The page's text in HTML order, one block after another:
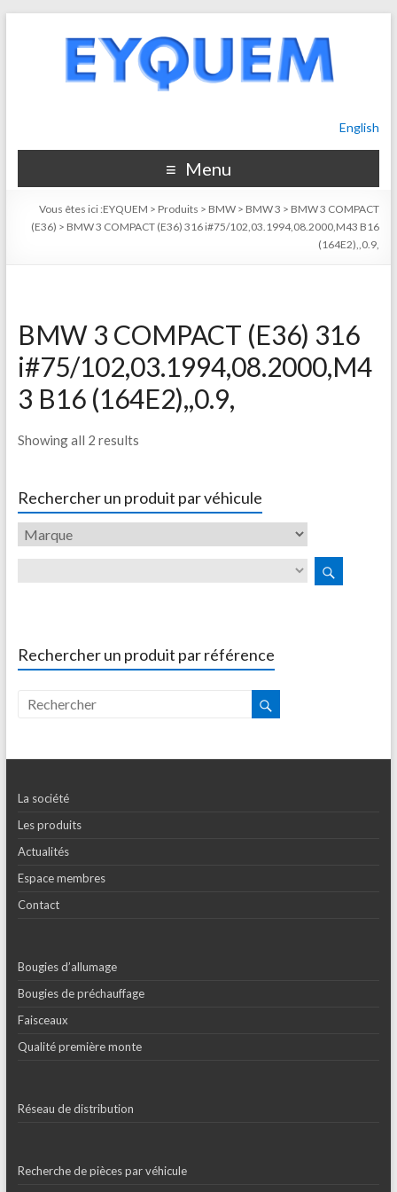
English
Menu
Vous êtes ici :EYQUEM > Produits > BMW > BMW 3 > BMW 3 COMPACT
(E36) > BMW 3 COMPACT (E36) 316 i#75/102,03.1994,08.2000,M43 B16
(164E2),,0.9,
BMW 3 COMPACT (E36) 316
i#75/102,03.1994,08.2000,M4
3 B16 (164E2),,0.9,
Showing all 2 results
Rechercher un produit par véhicule
Rechercher un produit par référence
La société
Les produits
Actualités
Espace membres
Contact
Bougies d’allumage
Bougies de préchauffage
Faisceaux
Qualité première monte
Réseau de distribution
Recherche de pièces par véhicule